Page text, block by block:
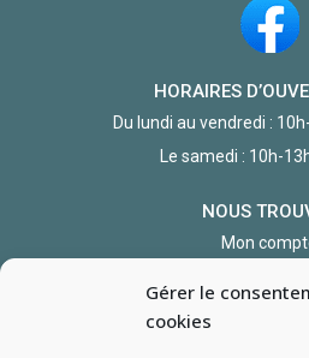
Gérer le
cookies
HORAIRES
Du lundi au vendredi :
Le samedi : 10h-
NOUS
Mon